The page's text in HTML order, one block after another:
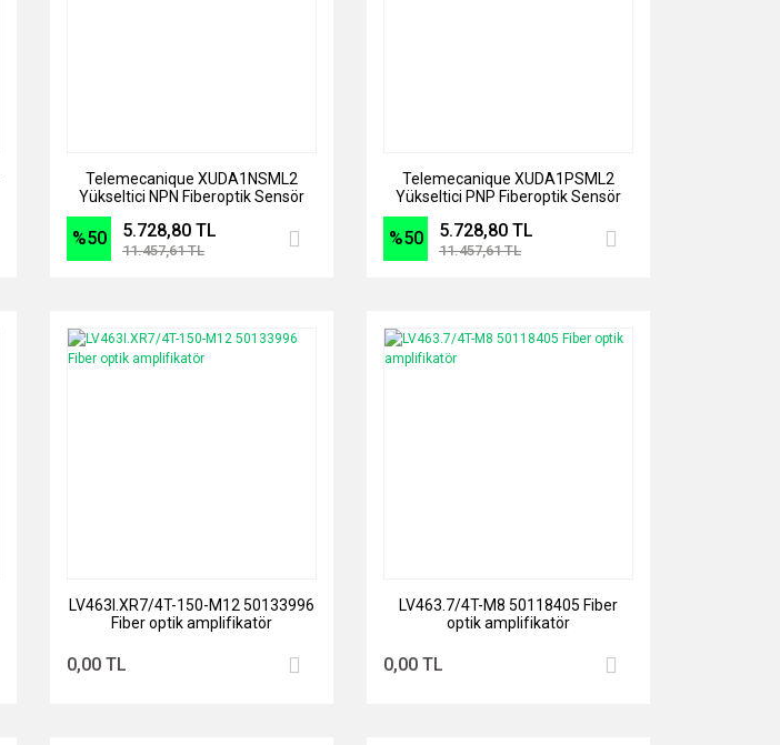
Telemecanique XUDA1NSML2
Yükseltici NPN Fiberoptik Sensör
%50 5.728,80 TL
11.457,61 TL
Telemecanique XUDA1PSML2
Yükseltici PNP Fiberoptik Sensör
%50 5.728,80 TL
11.457,61 TL
LV463I.XR7/4T-150-M12 50133996
Fiber optik amplifikatör
0,00 TL
LV463.7/4T-M8 50118405 Fiber
optik amplifikatör
0,00 TL